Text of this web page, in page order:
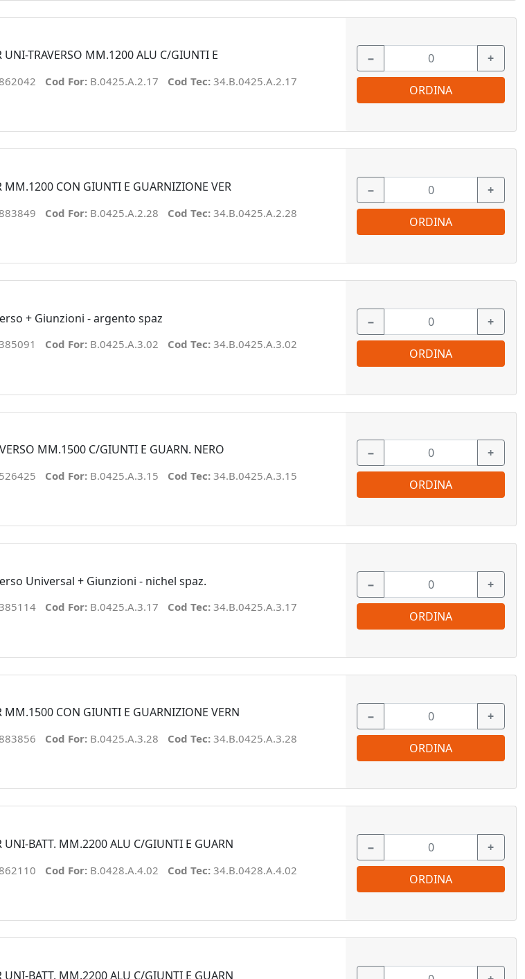
UNI-TRAVERSO MM.1200 ALU C/GIUNTI E
Cod For: B.0425.A.2.17 Cod Tec: 34.B.0425.A.2.17
− +
ORDINA
MM.1200 CON GIUNTI E GUARNIZIONE VER
Cod For: B.0425.A.2.28 Cod Tec: 34.B.0425.A.2.28
− +
ORDINA
+ Giunzioni - argento spaz
Cod For: B.0425.A.3.02 Cod Tec: 34.B.0425.A.3.02
− +
ORDINA
MM.1500 C/GIUNTI E GUARN. NERO
Cod For: B.0425.A.3.15 Cod Tec: 34.B.0425.A.3.15
− +
ORDINA
Universal + Giunzioni - nichel spaz.
Cod For: B.0425.A.3.17 Cod Tec: 34.B.0425.A.3.17
− +
ORDINA
MM.1500 CON GIUNTI E GUARNIZIONE VERN
Cod For: B.0425.A.3.28 Cod Tec: 34.B.0425.A.3.28
− +
ORDINA
UNI-BATT. MM.2200 ALU C/GIUNTI E GUARN
Cod For: B.0428.A.4.02 Cod Tec: 34.B.0428.A.4.02
− +
ORDINA
UNI-BATT. MM.2200 ALU C/GIUNTI E GUARN